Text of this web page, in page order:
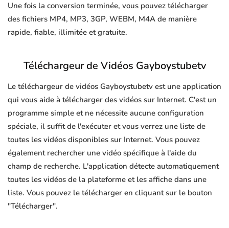
Une fois la conversion terminée, vous pouvez télécharger
des fichiers MP4, MP3, 3GP, WEBM, M4A de manière
rapide, fiable, illimitée et gratuite.
Téléchargeur de Vidéos Gayboystubetv
Le téléchargeur de vidéos Gayboystubetv est une application
qui vous aide à télécharger des vidéos sur Internet. C'est un
programme simple et ne nécessite aucune configuration
spéciale, il suffit de l'exécuter et vous verrez une liste de
toutes les vidéos disponibles sur Internet. Vous pouvez
également rechercher une vidéo spécifique à l'aide du
champ de recherche. L'application détecte automatiquement
toutes les vidéos de la plateforme et les affiche dans une
liste. Vous pouvez le télécharger en cliquant sur le bouton
"Télécharger".